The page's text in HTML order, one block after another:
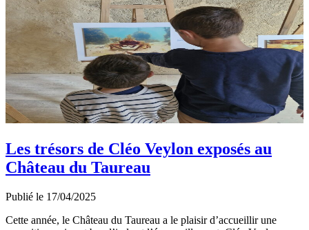
Les trésors de Cléo Veylon exposés au
Château du Taureau
Publié le 17/04/2025
Cette année, le Château du Taureau a le plaisir d’accueillir une